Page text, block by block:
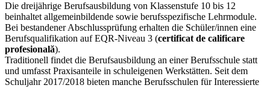
Die dreijährige Berufsausbildung von Klassenstufe 10 bis 12
beinhaltet allgemeinbildende sowie berufsspezifische Lehrmodule.
Bei bestandener Abschlussprüfung erhalten die Schüler/innen eine
Berufsqualifikation auf EQR-Niveau 3 (certificat de calificare
profesională).
Traditionell findet die Berufsausbildung an einer Berufsschule statt
und umfasst Praxisanteile in schuleigenen Werkstätten. Seit dem
Schuljahr 2017/2018 bieten manche Berufsschulen für Interessierte